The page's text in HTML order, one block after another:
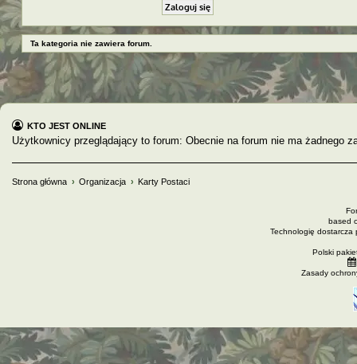
Ta kategoria nie zawiera forum.
KTO JEST ONLINE
Użytkownicy przeglądający to forum: Obecnie na forum nie ma żadnego
Strona główna Organizacja Karty Postaci
based
Technologię dostarcza
Polski
Zasady